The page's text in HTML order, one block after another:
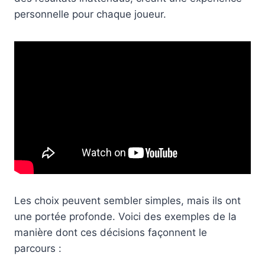
personnelle pour chaque joueur.
Les choix peuvent sembler simples, mais ils ont
une portée profonde. Voici des exemples de la
manière dont ces décisions façonnent le
parcours :